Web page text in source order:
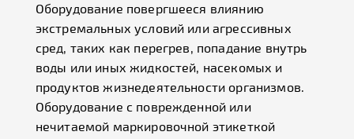
Оборудование повергшееся влиянию
экстремальных условий или агрессивных
сред, таких как перегрев, попадание внутрь
воды или иных жидкостей, насекомых и
продуктов жизнедеятельности организмов.
Оборудование с поврежденной или
нечитаемой маркировочной этикеткой